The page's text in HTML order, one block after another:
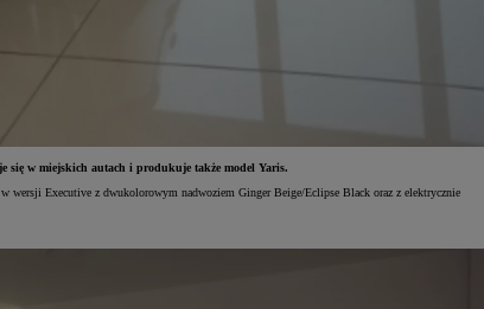
się w miejskich autach i produkuje także model Yaris.
wersji Executive z dwukolorowym nadwoziem Ginger Beige/Eclipse Black oraz z elektrycznie